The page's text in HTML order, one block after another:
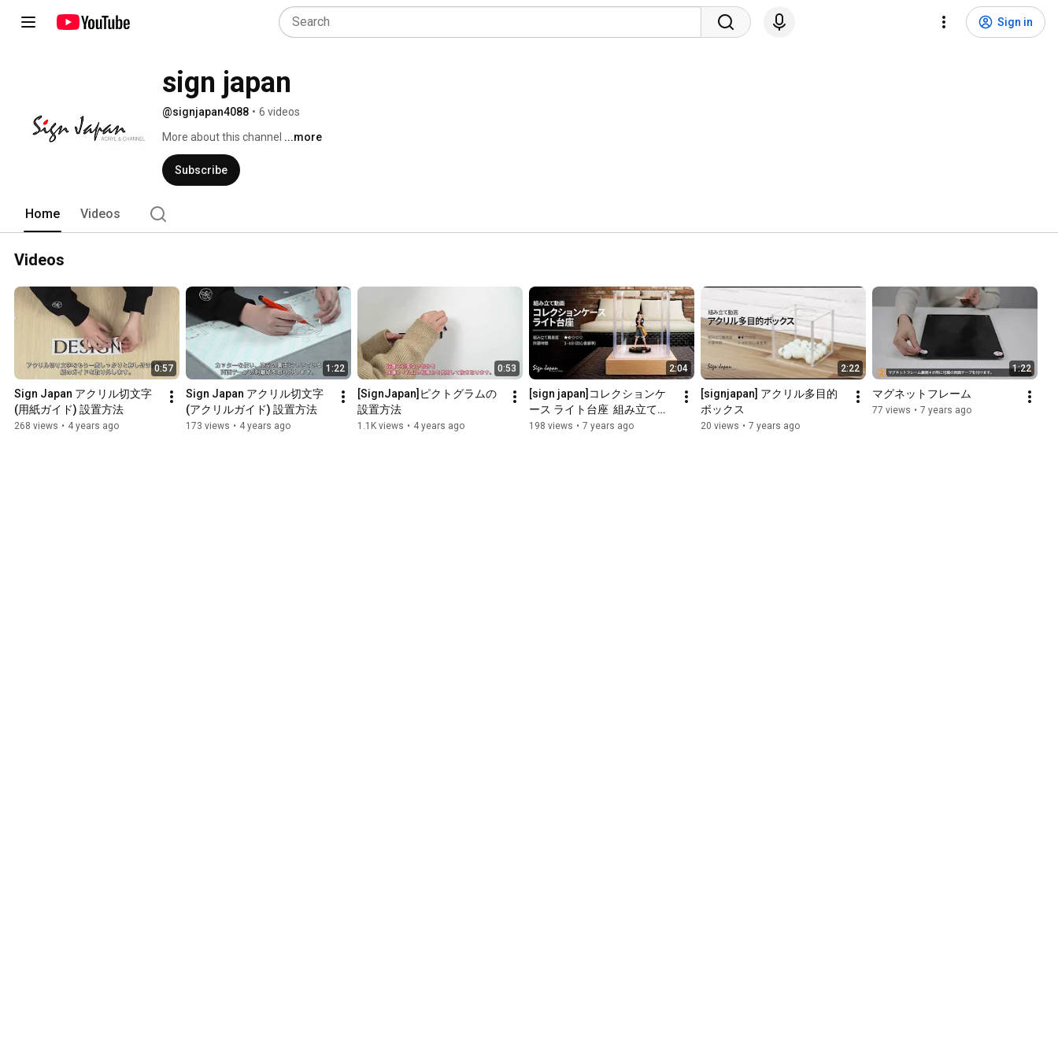
Sign in
sign japan
@signjapan4088 • 6 videos
More about this channel ...more
Subscribe
Home Videos
Videos
0:57
Sign Japan アクリル切文字
(用紙ガイド) 設置方法
268 views • 4 years ago
1:22
Sign Japan アクリル切文字
(アクリルガイド) 設置方法
173 views • 4 years ago
0:53
[SignJapan]ピクトグラムの
設置方法
1.1K views • 4 years ago
2:04
[sign japan]コレクションケ
ース ライト台座  組み立て動
画
198 views • 7 years ago
2:22
[signjapan] アクリル多目的
ボックス
20 views • 7 years ago
1:22
マグネットフレーム
77 views • 7 years ago